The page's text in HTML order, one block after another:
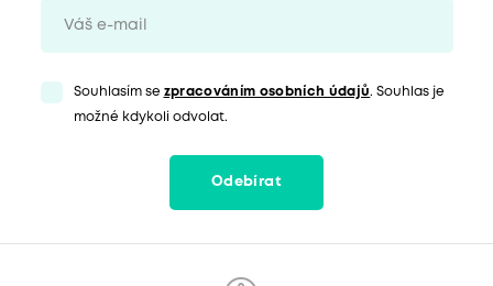
Souhlasím se zpracováním osobních údajů. Souhlas je
možné kdykoli odvolat.
Odebírat